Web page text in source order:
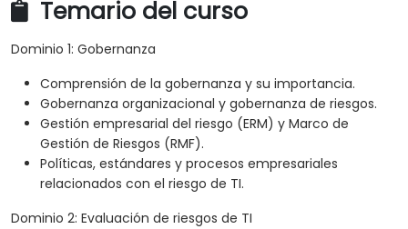
Temario del curso
Dominio 1: Gobernanza
Comprensión de la gobernanza y su importancia.
Gobernanza organizacional y gobernanza de riesgos.
Gestión empresarial del riesgo (ERM) y Marco de
Gestión de Riesgos (RMF).
Políticas, estándares y procesos empresariales
relacionados con el riesgo de TI.
Dominio 2: Evaluación de riesgos de TI